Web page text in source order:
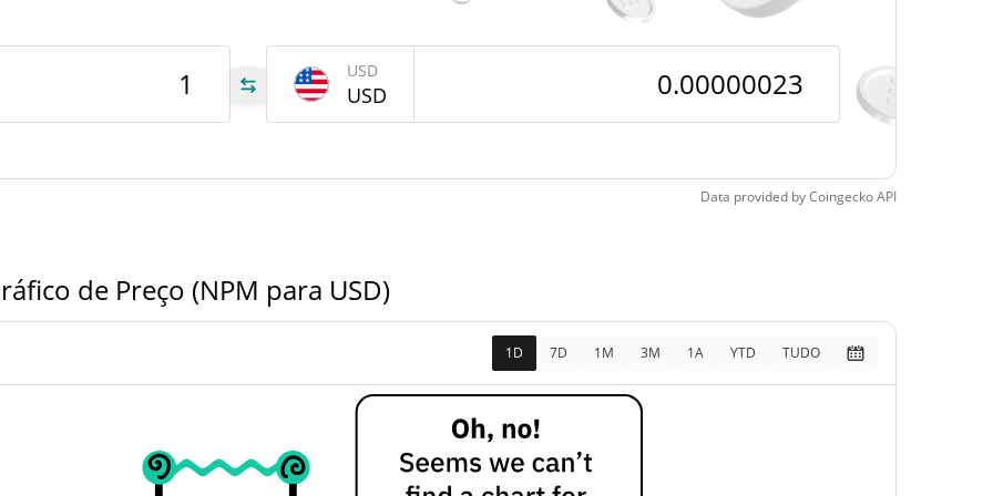
Jul 14, 2026 (25 dias atrás)
2.69%
USD
USD
Data provided byCoingeckoAPI
de Preço (NPM para USD)
1D 7D 1M 3M 1A YTD TUDO